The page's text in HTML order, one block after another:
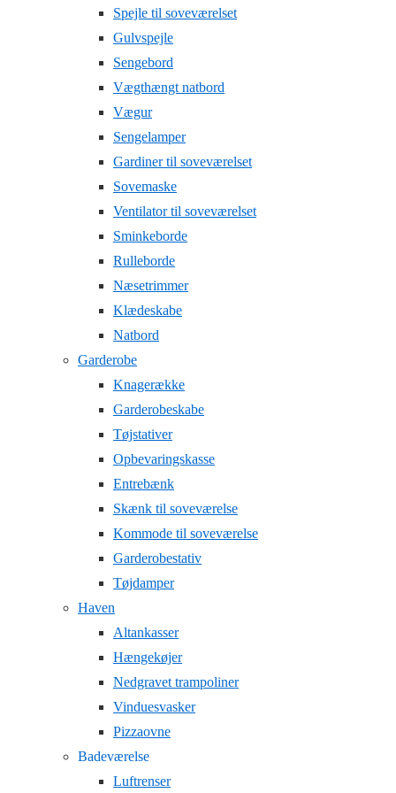
Spejle til soveværelset
Gulvspejle
Sengebord
Vægthængt natbord
Vægur
Sengelamper
Gardiner til soveværelset
Sovemaske
Ventilator til soveværelset
Sminkeborde
Rulleborde
Næsetrimmer
Klædeskabe
Natbord
Garderobe
Knagerække
Garderobeskabe
Tøjstativer
Opbevaringskasse
Entrebænk
Skænk til soveværelse
Kommode til soveværelse
Garderobestativ
Tøjdamper
Haven
Altankasser
Hængekøjer
Nedgravet trampoliner
Vinduesvasker
Pizzaovne
Badeværelse
Luftrenser